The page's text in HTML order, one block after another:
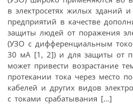
в электросетях жилых зданий
предприятий в качестве
защиты людей от поражения
(УЗО с дифференциальным
30 мА [1, 2]) и для защиты от
может привести возрастание
протекании тока через место
кабелей и других видов
с токами срабатывания […]